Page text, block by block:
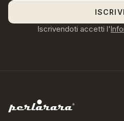
Iscrivendoti accetti l'